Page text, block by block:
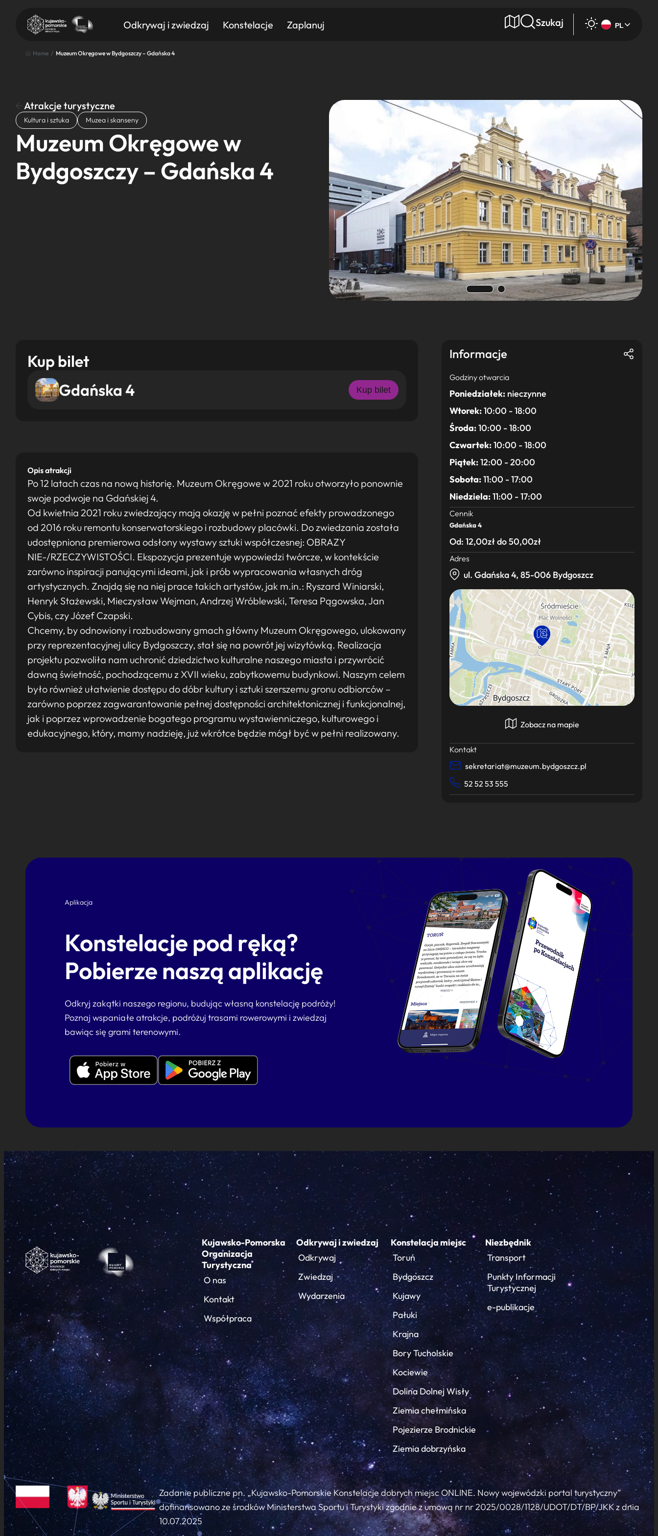
Odkrywaj i zwiedzaj Konstelacje Zaplanuj Szukaj PL
Znajdź atrakcję
Nazwa atrakcji
Home / Muzeum Okręgowe w Bydgoszczy – Gdańska 4
Atrakcje turystyczne
Kultura i sztuka Muzea i skanseny
Muzeum Okręgowe w
Bydgoszczy – Gdańska 4
Kup bilet
Gdańska 4
Kup bilet
Opis atrakcji
Po 12 latach czas na nową historię. Muzeum Okręgowe w 2021 roku otworzyło ponownie
swoje podwoje na Gdańskiej 4.
Od kwietnia 2021 roku zwiedzający mają okazję w pełni poznać efekty prowadzonego
od 2016 roku remontu konserwatorskiego i rozbudowy placówki. Do zwiedzania została
udostępniona premierowa odsłony wystawy sztuki współczesnej: OBRAZY
NIE-/RZECZYWISTOŚCI. Ekspozycja prezentuje wypowiedzi twórcze, w kontekście
zarówno inspiracji panującymi ideami, jak i prób wypracowania własnych dróg
artystycznych. Znajdą się na niej prace takich artystów, jak m.in.: Ryszard Winiarski,
Henryk Stażewski, Mieczysław Wejman, Andrzej Wróblewski, Teresa Pągowska, Jan
Cybis, czy Józef Czapski.
Chcemy, by odnowiony i rozbudowany gmach główny Muzeum Okręgowego, ulokowany
przy reprezentacyjnej ulicy Bydgoszczy, stał się na powrót jej wizytówką. Realizacja
projektu pozwoliła nam uchronić dziedzictwo kulturalne naszego miasta i przywrócić
dawną świetność, pochodzącemu z XVII wieku, zabytkowemu budynkowi. Naszym celem
było również ułatwienie dostępu do dóbr kultury i sztuki szerszemu gronu odbiorców –
zarówno poprzez zagwarantowanie pełnej dostępności architektonicznej i funkcjonalnej,
jak i poprzez wprowadzenie bogatego programu wystawienniczego, kulturowego i
edukacyjnego, który, mamy nadzieję, już wkrótce będzie mógł być w pełni realizowany.
Informacje
Godziny otwarcia
Poniedziałek: nieczynne
Wtorek:10:00 - 18:00
Środa:10:00 - 18:00
Czwartek:10:00 - 18:00
Piątek:12:00 - 20:00
Sobota:11:00 - 17:00
Niedziela:11:00 - 17:00
Cennik
Gdańska 4
Od: 12,00zł do 50,00zł
Adres
ul. Gdańska 4, 85-006 Bydgoszcz
Zobacz na mapie
Kontakt
sekretariat@muzeum.bydgoszcz.pl
52 52 53 555
Aplikacja
Konstelacje pod ręką?
Pobierze naszą aplikację
Odkryj zakątki naszego regionu, budując własną konstelację podróży!
Poznaj wspaniałe atrakcje, podróżuj trasami rowerowymi i zwiedzaj
bawiąc się grami terenowymi.
Kujawsko-Pomorska
Organizacja
Turystyczna
O nas
Kontakt
Współpraca
Odkrywaj i zwiedzaj
Odkrywaj
Zwiedzaj
Wydarzenia
Konstelacja miejsc
Toruń
Bydgoszcz
Kujawy
Pałuki
Krajna
Bory Tucholskie
Kociewie
Dolina Dolnej Wisły
Ziemia chełmińska
Pojezierze Brodnickie
Ziemia dobrzyńska
Niezbędnik
Transport
Punkty Informacji
Turystycznej
e-publikacje
Zadanie publiczne pn. „Kujawsko-Pomorskie Konstelacje dobrych miejsc ONLINE. Nowy wojewódzki portal turystyczny”
dofinansowano ze środków Ministerstwa Sportu i Turystyki zgodnie z umową nr nr 2025/0028/1128/UDOT/DT/BP/JKK z dnia
10.07.2025